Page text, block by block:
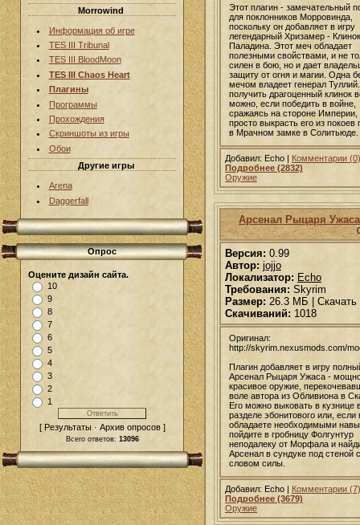
Morrowind
Информация об игре
TES III Tribunal
TES III BloodMoon
TES III Chaos Heart
Плагины
Программы
Прохождения
Скриншоты из игры
Обои
Другие игры
Arena
Daggerfall
Опрос
Оцените дизайн сайта.
10
9
8
7
6
5
4
3
2
1
[ Результаты · Архив опросов ]
Всего ответов: 13096
Этот плагин - замечательный
для поклонников Морровинда,
поскольку он добавляет в игру
легендарный Хризамер - Клинок
Паладина. Этот меч обладает
полезными свойствами, и не
силен в бою, но и дает
защиту от огня и магии. Одна
мечом владеет генерал
получить драгоценный клинок
можно, если победить в войне,
сражаясь на стороне Империи,
просто выкрасть его из покоев
в Мрачном замке в Солитьюде.
Добавил: Echo | Комментарии (0)
Подробнее (2832)
Оружие
Арсенал Рыцаря Ужаса
Версия: 0.99
Автор: jojjo
Локализатор: Echo
Требования: Skyrim
Размер: 26.3 МБ | Скачать
Скачиваний: 1018
Оригинал:
http://skyrim.nexusmods.com/
Плагин добавляет в игру
Арсенал Рыцаря Ужаса -
красивое оружие,
воле автора из Обливиона в
Его можно выковать в кузнице
разделе эбонитового или, если
обладаете необходимыми
пойдите в гробницу Фолгунтур
неподалеку от Морфала и
Арсенал в сундуке под стеной
словом силы.
Добавил: Echo | Комментарии (7)
Подробнее (3679)
Оружие